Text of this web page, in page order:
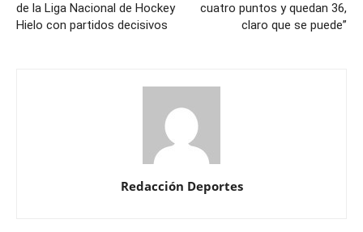
de la Liga Nacional de Hockey
Hielo con partidos decisivos
cuatro puntos y quedan 36,
claro que se puede”
Redacción Deportes